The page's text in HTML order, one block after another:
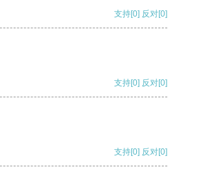
支持[0] 反对[0]
支持[0] 反对[0]
支持[0] 反对[0]